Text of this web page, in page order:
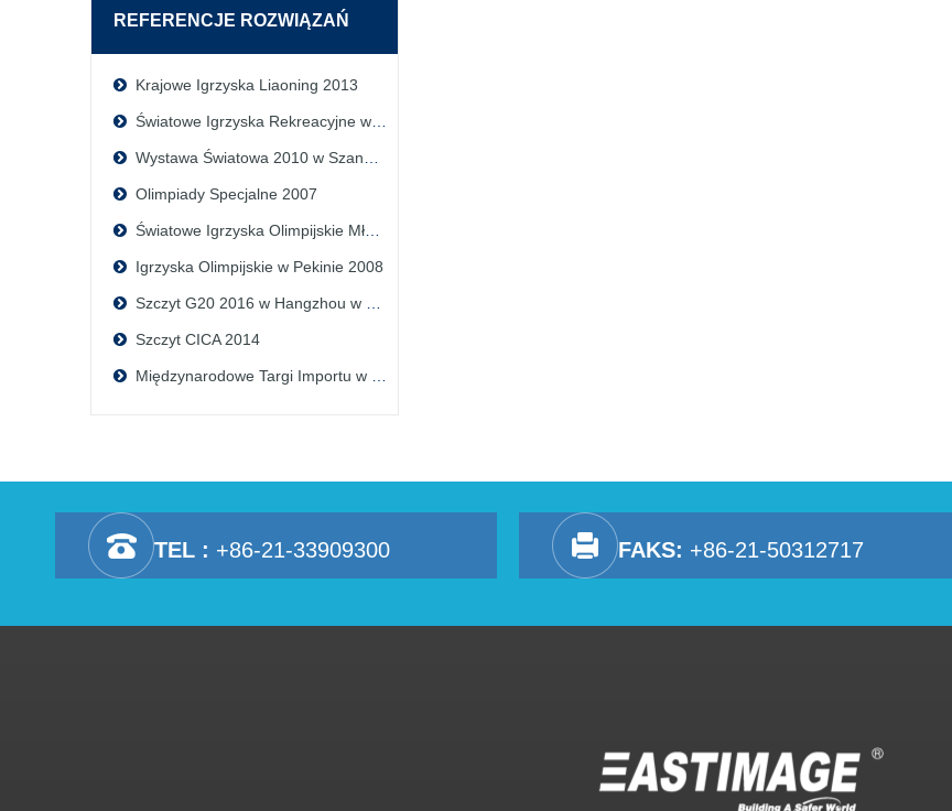
REFERENCJE ROZWIĄZAŃ
Krajowe Igrzyska Liaoning 2013
Światowe Igrzyska Rekreacyjne w Qingdao 2015
Wystawa Światowa 2010 w Szanghaju
Olimpiady Specjalne 2007
Światowe Igrzyska Olimpijskie Młodzieży 2014
Igrzyska Olimpijskie w Pekinie 2008
Szczyt G20 2016 w Hangzhou w Chinach
Szczyt CICA 2014
Międzynarodowe Targi Importu w Chinach 2018
TEL : +86-21-33909300 FAKS: +86-21-50312717